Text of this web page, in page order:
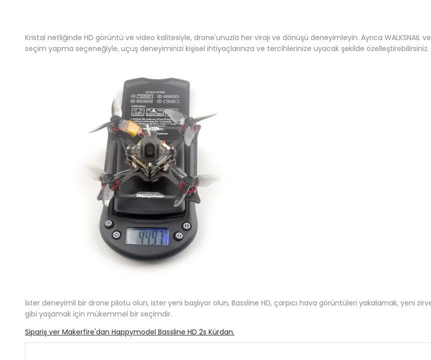
Kristal netliğinde HD görüntü ve video kalitesiyle, drone'unuzla her virajı ve dönüşü deneyimleyin. Ayrıca WALKSNAIL veya
seçim yapma seçeneğiyle, uçuş deneyiminizi kişisel ihtiyaçlarınıza ve tercihlerinize uyacak şekilde özelleştirebilirsiniz.
İster deneyimli bir drone pilotu olun, ister yeni başlıyor olun, Bassline HD, çarpıcı hava görüntüleri yakalamak, yeni
gibi yaşamak için mükemmel bir seçimdir.
Sipariş ver Makerfire'dan Happymodel Bassline HD 2s Kürdan.